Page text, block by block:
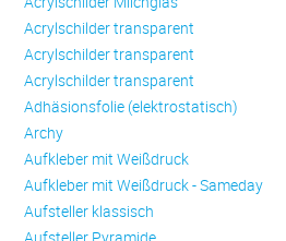
Acrylschilder transparent
Acrylschilder transparent
Acrylschilder transparent
Adhäsionsfolie (elektrostatisch)
Archy
Aufkleber mit Weißdruck
Aufkleber mit Weißdruck - Sameday
Aufsteller klassisch